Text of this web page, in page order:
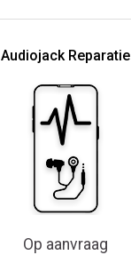
Audiojack Reparatie
Op aanvraag